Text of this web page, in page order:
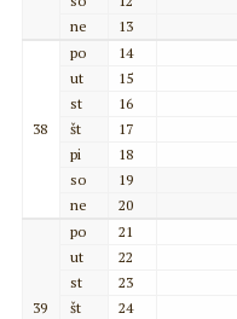
ne
13
38
po
14
ut
15
st
16
št
17
pi
18
so
19
ne
20
39
po
21
ut
22
st
23
št
24